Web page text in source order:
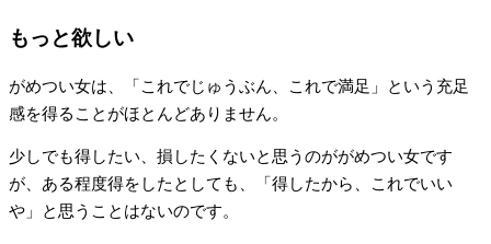
もっと欲しい
がめつい女は、「これでじゅうぶん、これで満足」という充足
感を得ることがほとんどありません。
少しでも得したい、損したくないと思うのががめつい女です
が、ある程度得をしたとしても、「得したから、これでいい
や」と思うことはないのです。